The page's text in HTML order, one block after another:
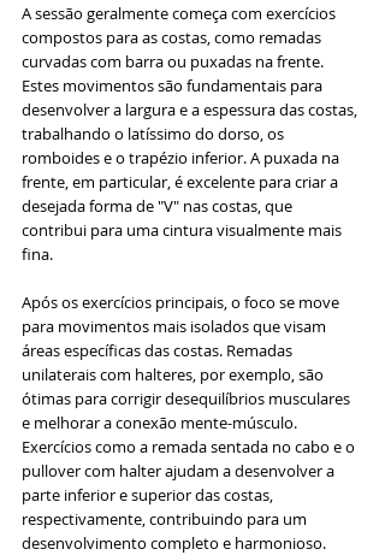
A sessão geralmente começa com exercícios
compostos para as costas, como remadas
curvadas com barra ou puxadas na frente.
Estes movimentos são fundamentais para
desenvolver a largura e a espessura das costas,
trabalhando o latíssimo do dorso, os
romboides e o trapézio inferior. A puxada na
frente, em particular, é excelente para criar a
desejada forma de "V" nas costas, que
contribui para uma cintura visualmente mais
fina.
Após os exercícios principais, o foco se move
para movimentos mais isolados que visam
áreas específicas das costas. Remadas
unilaterais com halteres, por exemplo, são
ótimas para corrigir desequilíbrios musculares
e melhorar a conexão mente-músculo.
Exercícios como a remada sentada no cabo e o
pullover com halter ajudam a desenvolver a
parte inferior e superior das costas,
respectivamente, contribuindo para um
desenvolvimento completo e harmonioso.